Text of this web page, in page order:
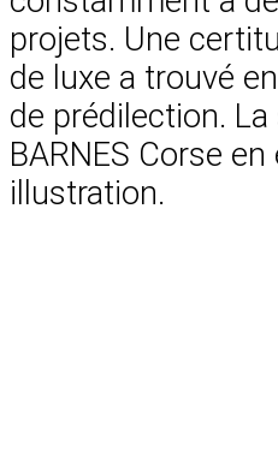
projets. Une
de luxe a trouvé
de prédilection.
BARNES Corse
illustration.